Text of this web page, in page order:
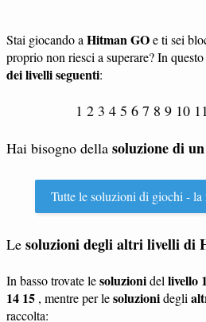
Stai giocando a Hitman GOe ti sei
proprio non riesci a superare? In
dei livelli seguenti:
1 2 3 4 5 6 7 8 9 10
Hai bisogno della soluzione di
Tutte le soluzioni di giochi -
Le soluzioni degli altri livelli di
In basso trovate lesoluzionidel livello
14 15 , mentre per lesoluzionidegli
raccolta: